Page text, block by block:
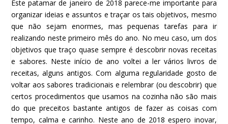
Este patamar de janeiro de 2018 parece-me importante para
organizar ideias e assuntos e traçar os tais objetivos, mesmo
que não sejam enormes, mas pequenas tarefas para ir
realizando neste primeiro mês do ano. No meu caso, um dos
objetivos que traço quase sempre é descobrir novas receitas
e sabores. Neste início de ano voltei a ler vários livros de
receitas, alguns antigos. Com alguma regularidade gosto de
voltar aos sabores tradicionais e relembrar (ou descobrir) que
certos procedimentos que usamos na cozinha não são mais
do que preceitos bastante antigos de fazer as coisas com
tempo, calma e carinho. Neste ano de 2018 espero inovar,